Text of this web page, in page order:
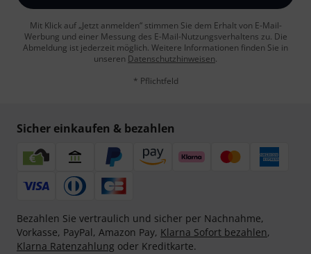
Mit Klick auf „Jetzt anmelden“ stimmen Sie dem Erhalt von E-Mail-
Werbung und einer Messung des E-Mail-Nutzungsverhaltens zu. Die
Abmeldung ist jederzeit möglich. Weitere Informationen finden Sie in
unseren Datenschutzhinweisen.
* Pflichtfeld
Sicher einkaufen & bezahlen
Bezahlen Sie vertraulich und sicher per Nachnahme,
Vorkasse, PayPal, Amazon Pay, Klarna Sofort bezahlen,
Klarna Ratenzahlung oder Kreditkarte.